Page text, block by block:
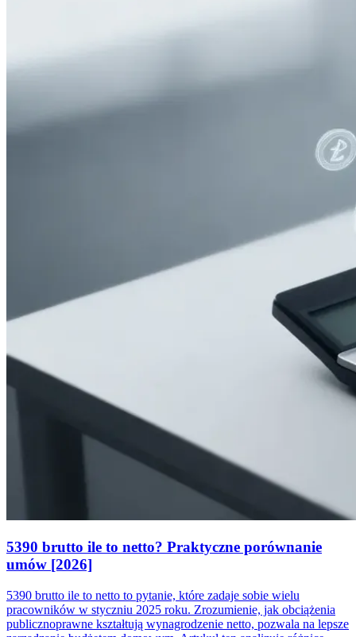
5390 brutto ile to netto? Praktyczne porównanie
umów [2026]
5390 brutto ile to netto to pytanie, które zadaje sobie wielu
pracowników w styczniu 2025 roku. Zrozumienie, jak obciążenia
publicznoprawne kształtują wynagrodzenie netto, pozwala na lepsze